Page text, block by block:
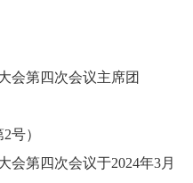
会第四次会议主席团
2号）
会第四次会议于2024年3月